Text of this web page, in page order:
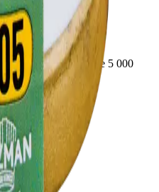
и инвентарь. Более 5 000